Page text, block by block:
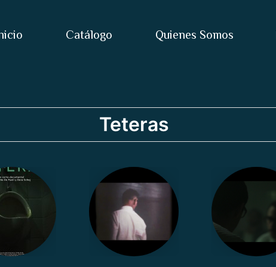
Catálogo Quienes Somos
Teteras